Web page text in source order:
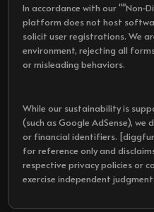
In accordance with our ""Non-
platform does not host
solicit user registrations. We
environment, rejecting all
or misleading behaviors.
While our sustainability is
(such as Google AdSense),
or financial identifiers.
for reference only and
respective privacy policies or
exercise independent judgment.